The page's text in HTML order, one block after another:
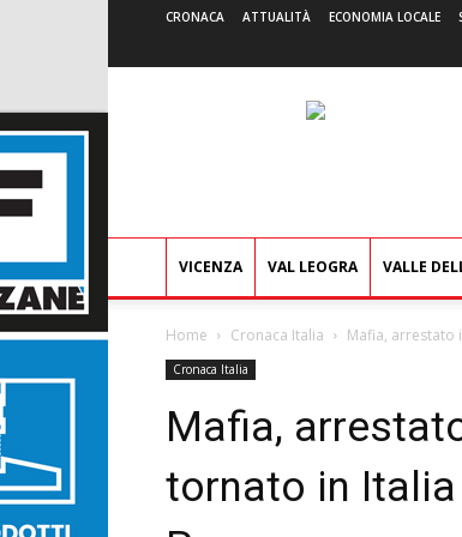
CRONACA ATTUALITÀ ECONOMIA LOCALE
VICENZA VAL LEOGRA VALLE
Home Cronaca Italia Mafia, arrestato
Cronaca Italia
Mafia,
tornato in